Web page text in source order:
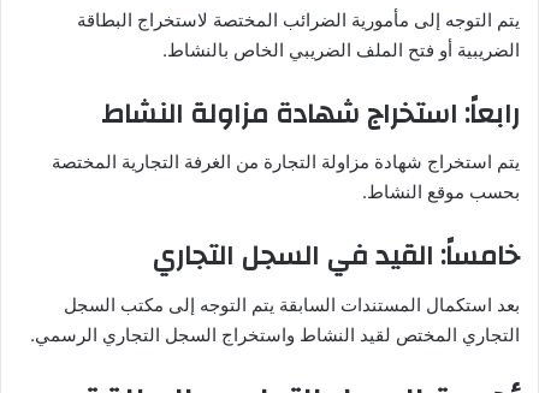
يتم التوجه إلى مأمورية الضرائب المختصة لاستخراج البطاقة
الضريبية أو فتح الملف الضريبي الخاص بالنشاط.
رابعاً: استخراج شهادة مزاولة النشاط
يتم استخراج شهادة مزاولة التجارة من الغرفة التجارية المختصة
بحسب موقع النشاط.
خامساً: القيد في السجل التجاري
بعد استكمال المستندات السابقة يتم التوجه إلى مكتب السجل
التجاري المختص لقيد النشاط واستخراج السجل التجاري الرسمي.